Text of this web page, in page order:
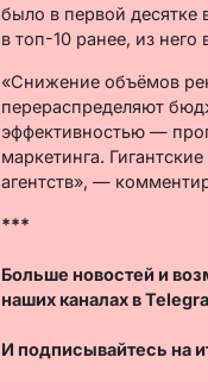
было в первой десятке
в топ-10 ранее, из него
«Снижение объёмов
перераспределяют
эффективностью —
маркетинга.
агентств», —
***
Больше новостей и
наших каналах в
И подписывайтесь на